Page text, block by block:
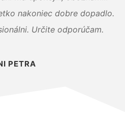
nakoniec dobre dopadlo.
Určite odporúčam.
PETRA